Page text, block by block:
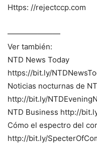
️Https: //rejectccp.com
———————
Ver también:
NTD News Today
https://bit.ly/
Noticias nocturnas de
http://bit.ly/
NTD Business http://
Cómo el espectro del
http://bit.ly/